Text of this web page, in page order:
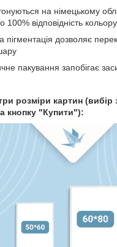
на німецькому
100% відповідність кольору
пігментація дозволяє
пакування запобігає
розміри картин (вибір
кнопку "Купити"):